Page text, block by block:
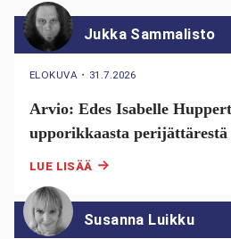
Jukka Sammalisto
ELOKUVA ・ 31.7.2026
Arvio: Edes Isabelle
upporikkaasta
LUE LISÄÄ
Susanna Luikku